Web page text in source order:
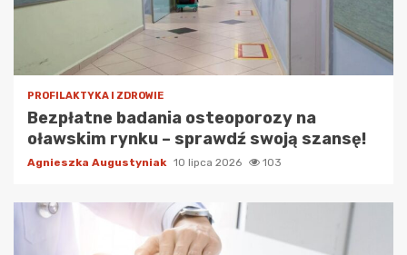
PROFILAKTYKA I ZDROWIE
Bezpłatne badania osteoporozy na
oławskim rynku – sprawdź swoją szansę!
Agnieszka Augustyniak 10 lipca 2026 103